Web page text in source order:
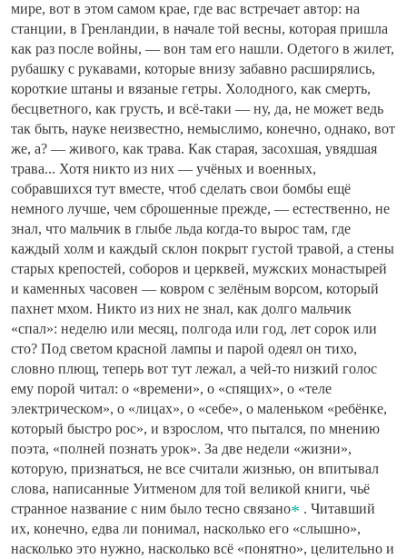
мире, вот в этом самом крае, где вас встречает автор: на
станции, в Гренландии, в начале той весны, которая пришла
как раз после войны, — вон там его нашли. Одетого в жилет,
рубашку с рукавами, которые внизу забавно расширялись,
короткие штаны и вязаные гетры. Холодного, как смерть,
бесцветного, как грусть, и всё-таки — ну, да, не может ведь
так быть, науке неизвестно, немыслимо, конечно, однако, вот
же, а? — живого, как трава. Как старая, засохшая, увядшая
трава... Хотя никто из них — учёных и военных,
собравшихся тут вместе, чтоб сделать свои бомбы ещё
немного лучше, чем сброшенные прежде, — естественно, не
знал, что мальчик в глыбе льда когда-то вырос там, где
каждый холм и каждый склон покрыт густой травой, а стены
старых крепостей, соборов и церквей, мужских монастырей
и каменных часовен — ковром с зелёным ворсом, который
пахнет мхом. Никто из них не знал, как долго мальчик
«спал»: неделю или месяц, полгода или год, лет сорок или
сто? Под светом красной лампы и парой одеял он тихо,
словно плющ, теперь вот тут лежал, а чей-то низкий голос
ему порой читал: о «времени», о «спящих», о «теле
электрическом», о «лицах», о «себе», о маленьком «ребёнке,
который быстро рос», и взрослом, что пытался, по мнению
поэта, «полней познать урок». За две недели «жизни»,
которую, признаться, не все считали жизнью, он впитывал
слова, написанные Уитменом для той великой книги, чьё
странное название с ним было тесно связано
. Читавший
их, конечно, едва ли понимал, насколько его «слышно»,
насколько это нужно, насколько всё «понятно», целительно и